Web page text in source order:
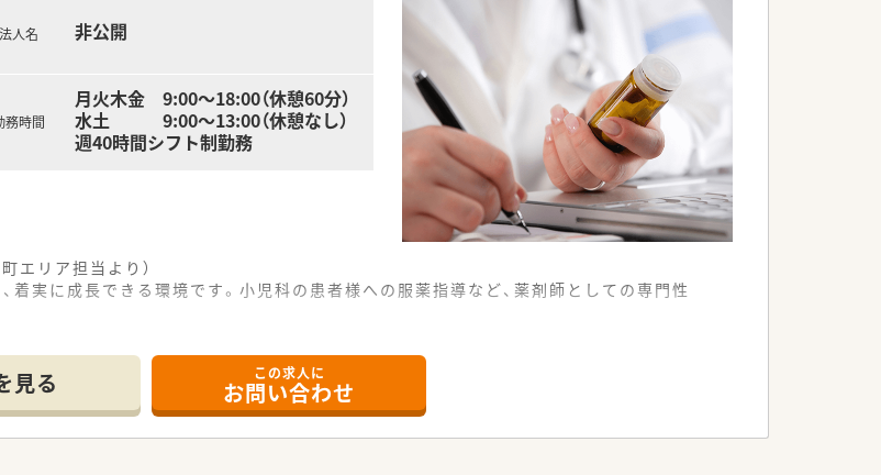
した調剤薬局です。
、より高度な薬学管理や、
専門医療機関連携薬局も取得しています。
り、患者様や医療機関と信頼関係を築きやすい体制があるのも認定薬局が増えている
スのさくら薬局では産休・育休の希望取得率も100％！長く働き続けるための環境づくり
『さくら薬局グループ』でご活躍されてみませんか？
法人名 非公開
務時間
月火木金 9:00～18:00（休憩60分）
水土 9:00～13:00（休憩なし）
週40時間シフト制勤務
エリア担当より）
着実に成長できる環境です。小児科の患者様への服薬指導など、薬剤師としての専門性
置しており、マイカーでの通勤が大変便利な落ち着いた環境の店舗です。
処方箋枚数は約40枚となっており患者様とじっくり向き合うことができます。
や服薬指導に対応しており、地域に密着した医療サービスを提供しています。
見る この求人に
お問い合わせ